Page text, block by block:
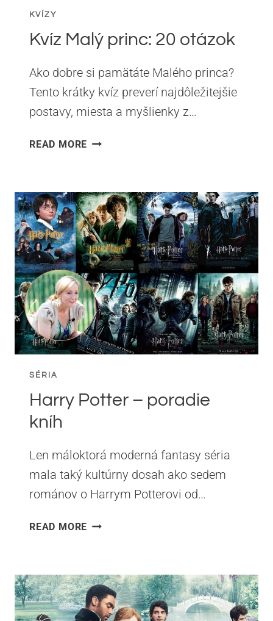
KVÍZY
Kvíz Malý princ: 20 otázok
Ako dobre si pamätáte Malého princa?
Tento krátky kvíz preverí najdôležitejšie
postavy, miesta a myšlienky z…
READ MORE KVÍZ
OTÁZOK
SÉRIA
Harry Potter – poradie
kníh
Len máloktorá moderná fantasy séria
mala taký kultúrny dosah ako sedem
románov o Harrym Potterovi od…
READ MORE HARRY
KNÍH